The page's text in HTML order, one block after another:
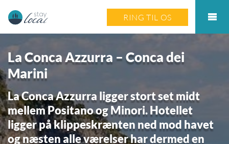
RING TIL OS
La Conca Azzurra – Conca dei
Marini
La Conca Azzurra ligger stort set midt
mellem Positano og Minori. Hotellet
ligger på klippeskrænten ned mod havet
og næsten alle værelser har dermed en